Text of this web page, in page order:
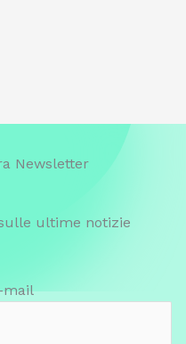
Newsletter
ultime notizie
mail